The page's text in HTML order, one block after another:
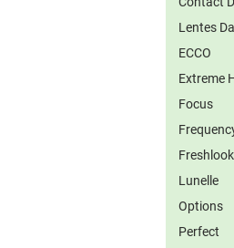
Lentes
ECCO
Extreme
Focus
Freshlook
Lunelle
Options
Perfect